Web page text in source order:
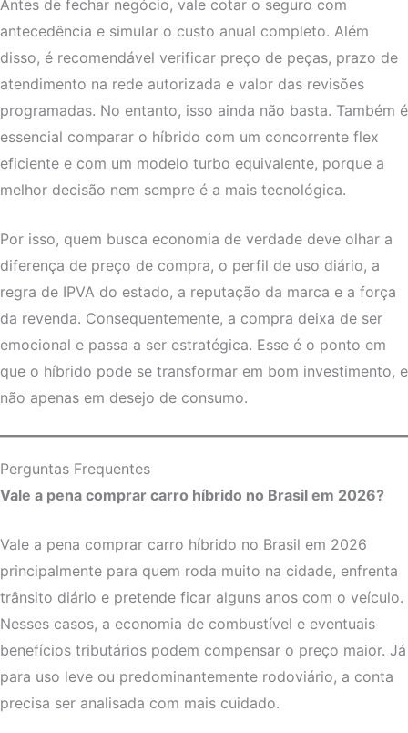
Antes de fechar negócio, vale cotar o seguro com
antecedência e simular o custo anual completo. Além
disso, é recomendável verificar preço de peças, prazo de
atendimento na rede autorizada e valor das revisões
programadas. No entanto, isso ainda não basta. Também é
essencial comparar o híbrido com um concorrente flex
eficiente e com um modelo turbo equivalente, porque a
melhor decisão nem sempre é a mais tecnológica.
Por isso, quem busca economia de verdade deve olhar a
diferença de preço de compra, o perfil de uso diário, a
regra de IPVA do estado, a reputação da marca e a força
da revenda. Consequentemente, a compra deixa de ser
emocional e passa a ser estratégica. Esse é o ponto em
que o híbrido pode se transformar em bom investimento, e
não apenas em desejo de consumo.
Perguntas Frequentes
Vale a pena comprar carro híbrido no Brasil em 2026?
Vale a pena comprar carro híbrido no Brasil em 2026
principalmente para quem roda muito na cidade, enfrenta
trânsito diário e pretende ficar alguns anos com o veículo.
Nesses casos, a economia de combustível e eventuais
benefícios tributários podem compensar o preço maior. Já
para uso leve ou predominantemente rodoviário, a conta
precisa ser analisada com mais cuidado.